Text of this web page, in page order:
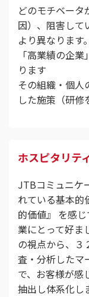
どのモチベー
因）、阻害して
より異なります。
「高業績の企
ります
その組織・個
した施策（研修
ホスピタリテ
JTBコミュニケ
れている基本的
的価値』 を感
業にとって好ま
の視点から、３
査・分析したマ
で、お客様が感
抽出し体系化し